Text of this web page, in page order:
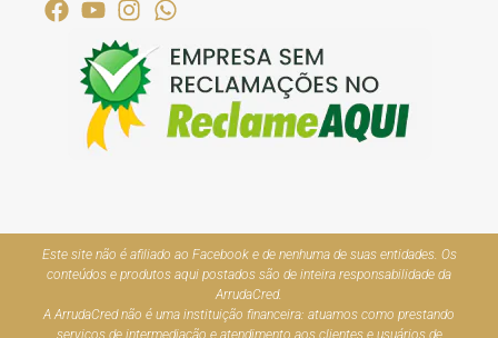
Este site não é afiliado ao Facebook e de nenhuma de suas entidades. Os
conteúdos e produtos aqui postados são de inteira responsabilidade da
ArrudaCred.
A ArrudaCred não é uma instituição financeira: atuamos como prestando